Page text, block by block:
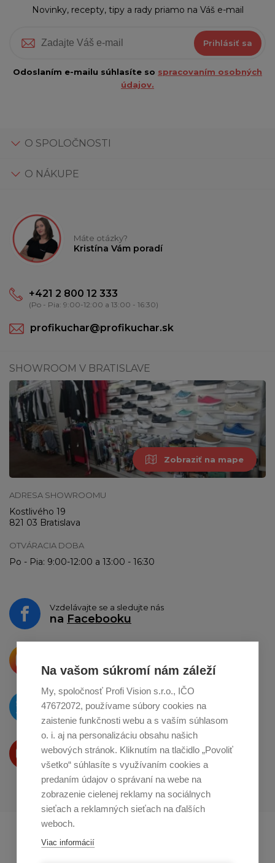
Novinky, recepty, tipy a rady priamo na Váš e-mail
Prihlásiť sa
Odoslaním e-mailu súhlasíte so spracovaním osobných
údajov.
O SPOLOČNOSTI
O NÁKUPE
Máte otázky?
Kristína Vám poradí
+421 2 800 12 333
(Po - Pia: 9:00-12:00 a 13:00 - 16:30)
profikuchar@profikuchar.sk
SHOWROOM V BRATISLAVE
Zobraziť na mape
ADRESA SHOWROOMU
Kostlivého 19
821 03 Bratislava
OTVÁRACIA DOBA
Po - Pia: 9:00-12:00 a 13:00 - 16:30
Vzdelávajte se a sledujte nás
na Facebooku
o zdieľanie naInstagrame
O novinkách píšeme
naTwitteri
Produkty Vám predstavujeme
na Youtube
Profikuchař.cz
Na vašom súkromí nám záleží
My, spoločnosť Profi Vision s.r.o., IČO
47672072, používame súbory cookies na
zaistenie funkčnosti webu a s vaším súhlasom
o. i. aj na personalizáciu obsahu našich
webových stránok. Kliknutím na tlačidlo „Povoliť
všetko“ súhlasíte s využívaním cookies a
predaním údajov o správaní na webe na
zobrazenie cielenej reklamy na sociálnych
sieťach a reklamných sieťach na ďalších
weboch.
Viac informácií